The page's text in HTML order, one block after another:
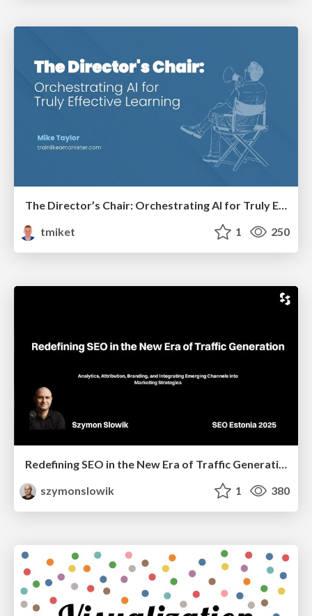
The Director’s Chair: Orchestrating AI for Truly Effective Learning
tmiket
1 250
Redefining SEO in the New Era of Traffic Generation
szymonslowik
1 380